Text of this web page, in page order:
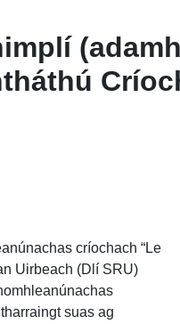
críochach “Le
Uirbeach (Dlí SRU)
suas ag